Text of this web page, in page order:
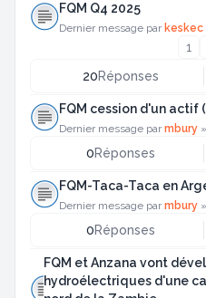
FQM Q4 2025
Dernier message par keskec
1
20Réponses
FQM cession d'un actif
Dernier message parmbury »
0Réponses
FQM-Taca-Taca en
Dernier message parmbury »
0Réponses
FQM et Anzana vont
hydroélectriques d'une